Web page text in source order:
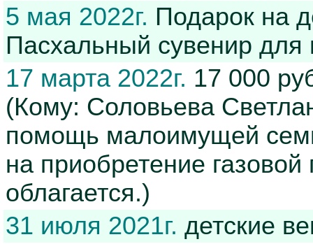
5 мая 2022г. Подарок на
Пасхальный сувенир
17 марта 2022г. 17 000
(Кому: Соловьева
помощь малоимущей
на приобретение
облагается.)
31 июля 2021г. детские